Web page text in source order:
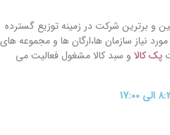
برترین شرکت در زمینه توزیع گسترده
نیاز سازمان ها،ارگان ها و مجموعه های
پک کالاو سبد کالا مشغول فعالیت می